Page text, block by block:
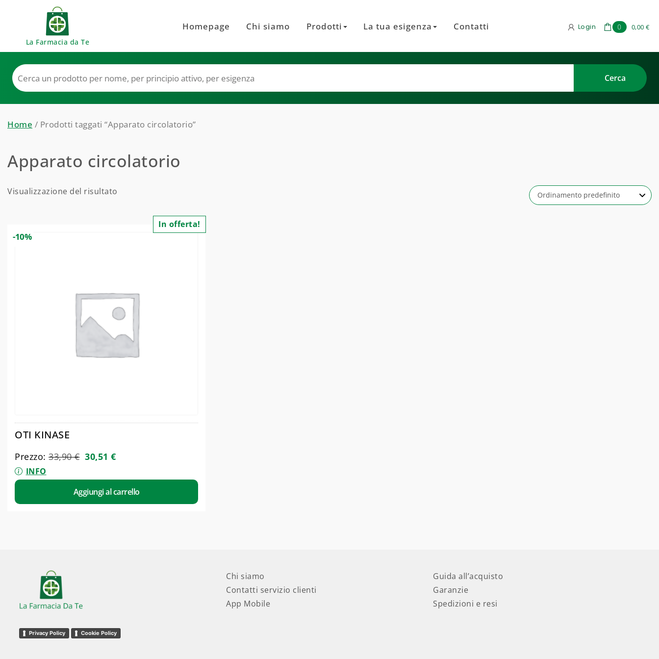
La Farmacia da Te
Homepage Chi siamo Prodotti La tua esigenza Contatti Login 0 0,00 €
Home / Prodotti taggati “Apparato circolatorio”
Apparato circolatorio
Visualizzazione del risultato
OTI KINASE
Prezzo: 33,90€ 30,51 €
INFO
Aggiungi al carrello
In offerta!
-10%
Chi siamo
Contatti servizio clienti
App Mobile
Guida all’acquisto
Garanzie
Spedizioni e resi
Privacy Policy Cookie Policy